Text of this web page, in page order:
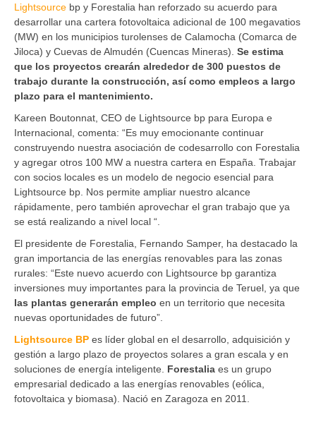
Lightsource bp y Forestalia han reforzado su acuerdo para
desarrollar una cartera fotovoltaica adicional de 100 megavatios
(MW) en los municipios turolenses de Calamocha (Comarca de
Jiloca) y Cuevas de Almudén (Cuencas Mineras). Se estima
que los proyectos crearán alrededor de 300 puestos de
trabajo durante la construcción, así como empleos a largo
plazo para el mantenimiento.
Kareen Boutonnat, CEO de Lightsource bp para Europa e
Internacional, comenta: “Es muy emocionante continuar
construyendo nuestra asociación de codesarrollo con Forestalia
y agregar otros 100 MW a nuestra cartera en España. Trabajar
con socios locales es un modelo de negocio esencial para
Lightsource bp. Nos permite ampliar nuestro alcance
rápidamente, pero también aprovechar el gran trabajo que ya
se está realizando a nivel local “.
El presidente de Forestalia, Fernando Samper, ha destacado la
gran importancia de las energías renovables para las zonas
rurales: “Este nuevo acuerdo con Lightsource bp garantiza
inversiones muy importantes para la provincia de Teruel, ya que
las plantas generarán empleo en un territorio que necesita
nuevas oportunidades de futuro”.
Lightsource BP es líder global en el desarrollo, adquisición y
gestión a largo plazo de proyectos solares a gran escala y en
soluciones de energía inteligente. Forestalia es un grupo
empresarial dedicado a las energías renovables (eólica,
fotovoltaica y biomasa). Nació en Zaragoza en 2011.